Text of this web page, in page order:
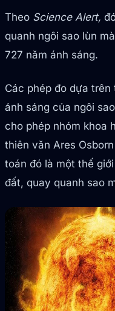
Theo Science Alert,
quanh ngôi sao lùn
727 năm ánh sáng.
Các phép đo dựa
ánh sáng của ngôi
cho phép nhóm khoa
thiên văn Ares
toán đó là một thế
đất, quay quanh sao